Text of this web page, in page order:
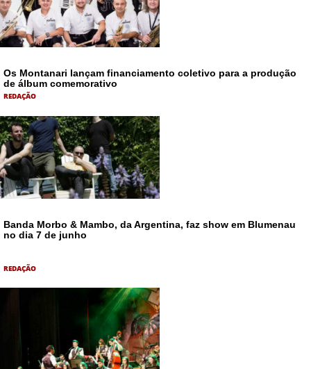
Os Montanari lançam financiamento coletivo para a produção
de álbum comemorativo
REDAÇÃO
Banda Morbo & Mambo, da Argentina, faz show em Blumenau
no dia 7 de junho
REDAÇÃO